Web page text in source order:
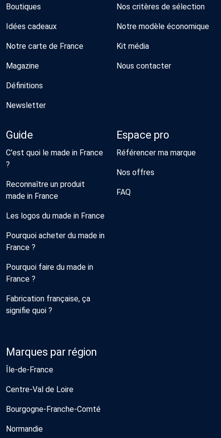
Boutiques
Idées cadeaux
Notre carte de France
Magazine
Définitions
Newsletter
Nos critères de sélection
Notre modèle économique
Kit média
Nous contacter
Guide
C'est quoi le made in France
?
Reconnaître un produit
made in France
Les logos du made in France
Pourquoi acheter du made in
France ?
Pourquoi faire du made in
France ?
Fabrication française, ça
signifie quoi ?
Espace pro
Référencer ma marque
Nos offres
FAQ
Marques par région
Île-de-France
Centre-Val de Loire
Bourgogne-Franche-Comté
Normandie